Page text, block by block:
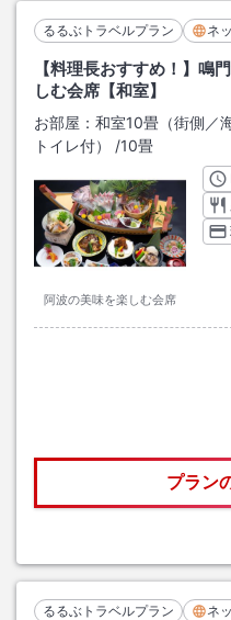
るるぶトラベルプラン ネ
【料理長おすすめ！】鳴
しむ会席【和室】
お部屋： 和室10畳（街側／
トイレ付）
/10畳
阿波の美味を楽しむ会席
プラン
るるぶトラベルプラン ネ